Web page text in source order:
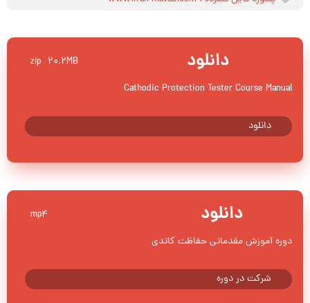
دانلود
Cathodic Protection Tester Course Manual
20.2MB
zip
دانلود
دانلود
دوره آموزش مقدماتی حفاظت کاتدی
mp4
شرکت در دوره